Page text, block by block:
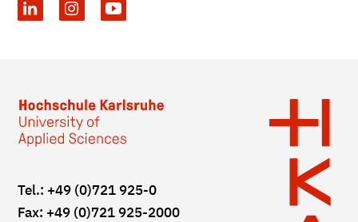
Tel.: +49 (0)721 925-0
Fax: +49 (0)721 925-2000